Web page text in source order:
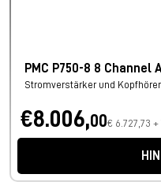
PMC P750-8 8 Channel
Stromverstärker und
€8.006,00€ 6.727,73 +